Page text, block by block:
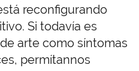
reconfigurando
Si todavía es
arte como síntomas
permítannos